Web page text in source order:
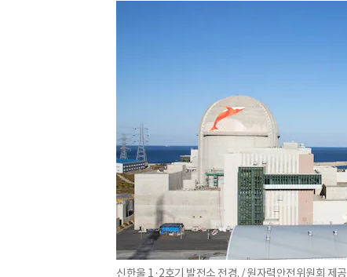
신한울 1·2호기 발전소 전경. / 원자력안전위원회 제공